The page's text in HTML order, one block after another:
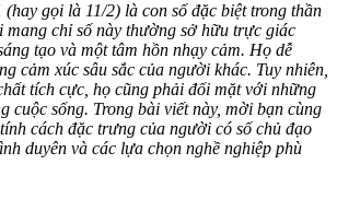
(hay gọi là 11/2) là con số đặc biệt trong thần
mang chỉ số này thường sở hữu trực giác
tạo và một tâm hồn nhạy cảm. Họ dễ
cảm xúc sâu sắc của người khác. Tuy nhiên,
tích cực, họ cũng phải đối mặt với những
cuộc sống. Trong bài viết này, mời bạn cùng
cách đặc trưng của người có số chủ đạo
duyên và các lựa chọn nghề nghiệp phù